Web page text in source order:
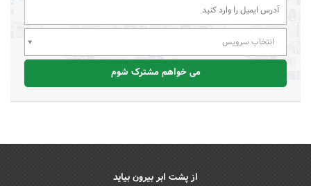
انتخاب سرویس
می خواهم مشترک شوم
از پشت ابر بیرون بیاید